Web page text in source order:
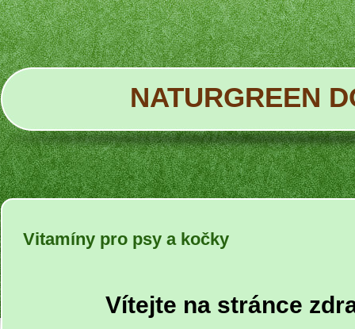
NATURGREEN
Vitamíny pro psy a kočky
Vítejte na stránce